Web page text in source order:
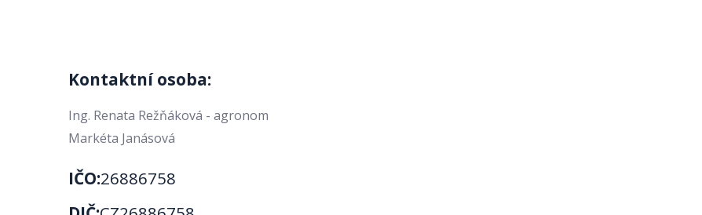
Kontaktní osoba:
Ing. Renata Režňáková - agronom
Markéta Janásová
IČO:26886758